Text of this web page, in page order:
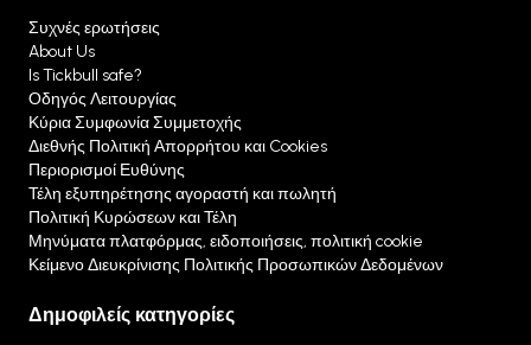
Συχνές ερωτήσεις
About Us
Is Tickbull safe?
Οδηγός Λειτουργίας
Κύρια Συμφωνία Συμμετοχής
Διεθνής Πολιτική Απορρήτου και Cookies
Περιορισμοί Ευθύνης
Τέλη εξυπηρέτησης αγοραστή και πωλητή
Πολιτική Κυρώσεων και Τέλη
Μηνύματα πλατφόρμας, ειδοποιήσεις, πολιτική cookie
Κείμενο Διευκρίνισης Πολιτικής Προσωπικών Δεδομένων
Δημοφιλείς κατηγορίες